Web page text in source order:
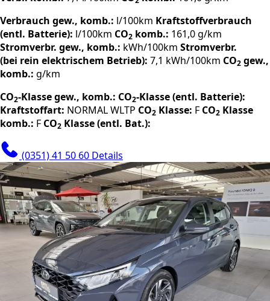
Verbrauch gew., komb.: l/100km Kraftstoffverbrauch
(entl. Batterie): l/100km CO2 komb.: 161,0 g/km
Stromverbr. gew., komb.: kWh/100km Stromverbr.
(bei rein elektrischem Betrieb): 7,1 kWh/100km CO2 gew.,
komb.: g/km
CO2-Klasse gew., komb.: CO2-Klasse (entl. Batterie):
Kraftstoffart: NORMALWLTP CO2 Klasse: F CO2 Klasse
komb.: F CO2 Klasse (entl. Bat.):
(0351) 41 50 60 Details